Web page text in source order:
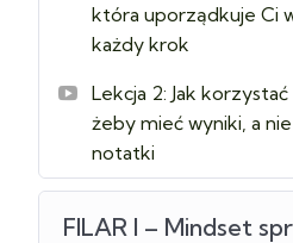
Zbuduj system
zarabiać
bez zgadywania, presji i
która uporządkuje Ci
każdy krok
Lekcja 2: Jak korzystać
żeby mieć wyniki, a
notatki
FILAR I – Mindset